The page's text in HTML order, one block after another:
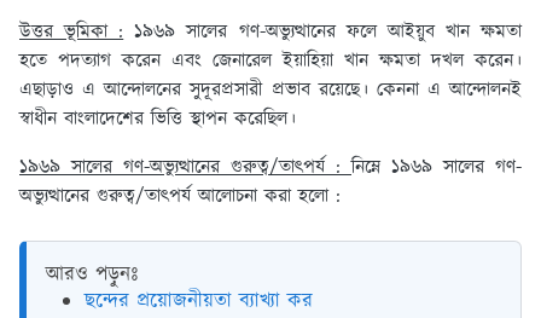
উত্তর ভূমিকা :১৯৬৯ সালের গণ-অভ্যুত্থানের ফলে আইয়ুব খান ক্ষমতা
হতে পদত্যাগ করেন এবং জেনারেল ইয়াহিয়া খান ক্ষমতা দখল করেন।
এছাড়াও এ আন্দোলনের সুদূরপ্রসারী প্রভাব রয়েছে। কেননা এ আন্দোলনই
স্বাধীন বাংলাদেশের ভিত্তি স্থাপন করেছিল।
১৯৬৯ সালের গণ-অভ্যুত্থানের গুরুত্ব/তাৎপর্য :নিম্নে ১৯৬৯ সালের গণ-
অভ্যুত্থানের গুরুত্ব/তাৎপর্য আলোচনা করা হলো :
আরও পড়ুনঃ
ছন্দের প্রয়োজনীয়তা ব্যাখ্যা কর